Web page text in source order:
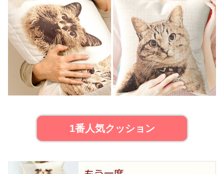
1番人気クッション